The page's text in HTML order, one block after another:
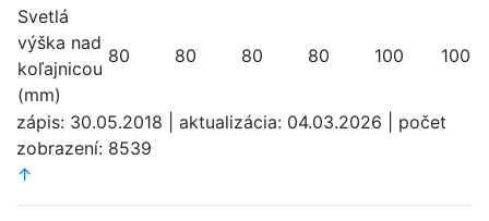
Svetlá
výška nad
koľajnicou
(mm)
80 80 80 80 100 100
zápis: 30.05.2018 | aktualizácia: 04.03.2026 | počet
zobrazení: 8539
↑